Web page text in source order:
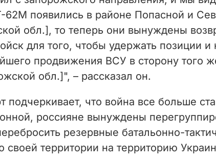
d
e
o
62М появились в районе Попасной и
обл.], то теперь они вынуждены
для того, чтобы удержать позиции и
продвижения ВСУ в сторону того
обл.]", – рассказал он.
подчеркивает, что война все больше
россияне вынуждены
резервные батальонно-
своей территории на территорию